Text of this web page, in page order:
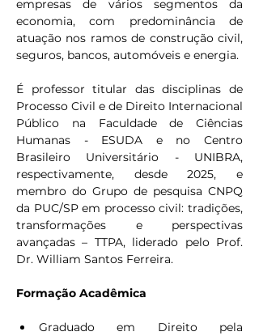
empresas de vários segmentos da
economia, com predominância de
atuação nos ramos de construção civil,
seguros, bancos, automóveis e energia.
É professor titular das disciplinas de
Processo Civil e de Direito Internacional
Público na Faculdade de Ciências
Humanas - ESUDA e no Centro
Brasileiro Universitário - UNIBRA,
respectivamente, desde 2025, e
membro do Grupo de pesquisa CNPQ
da PUC/SP em processo civil: tradições,
transformações e perspectivas
avançadas – TTPA, liderado pelo Prof.
Dr. William Santos Ferreira.
Formação Acadêmica
Graduado em Direito pela